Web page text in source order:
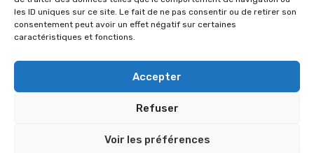
les ID uniques sur ce site. Le fait de ne pas consentir ou de retirer son
consentement peut avoir un effet négatif sur certaines
caractéristiques et fonctions.
Accepter
Refuser
Voir les préférences